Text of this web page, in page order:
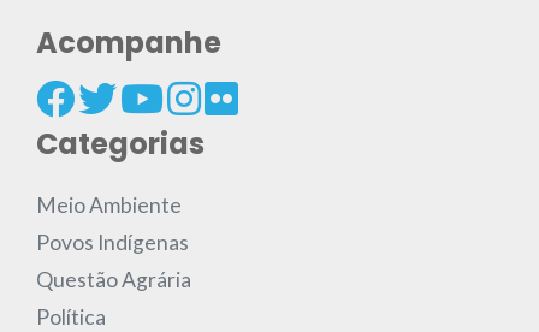
Acompanhe
Categorias
Meio Ambiente
Povos Indígenas
Questão Agrária
Política